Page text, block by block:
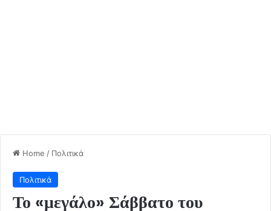
Home / Πολιτικά
Πολιτικά
Το «μεγάλο» Σάββατο του